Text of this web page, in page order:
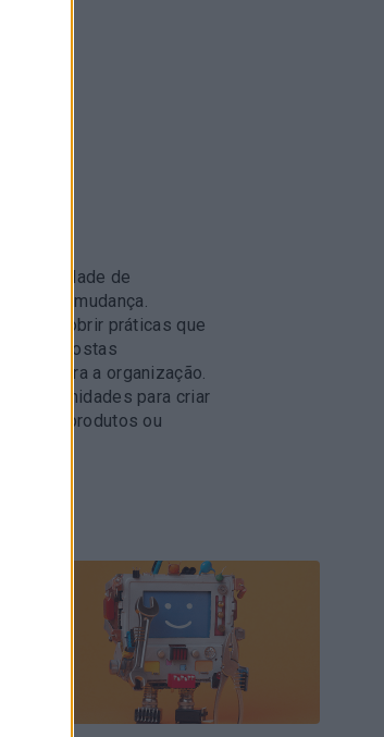
comunidade de
de mudança.
descobrir práticas que
transpostas
para a organização.
oportunidades para criar
novos produtos ou